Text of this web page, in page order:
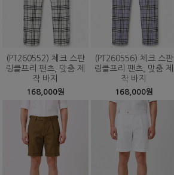
(PT260552) 체크 스판
링클프리 팬츠, 맞춤 제
작 바지
168,000원
(PT260556) 체크 스판
링클프리 팬츠, 맞춤 제
작 바지
168,000원